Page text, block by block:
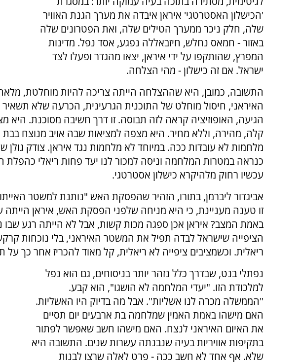
'הכישלון האסטרטגי' איראן איבדה את מערך הגנת האוויר
שלה, חלק ניכר ממערך הטילים שלה, ואת הפטרונים שלה
באזור - חמאס נחלש, חיזבאללה נפגע, אסד נפל. מדינות
המפרץ, שהותקפו על ידי איראן, יצאו מהגדר ופעלו לצד
ישראל. אם זה כישלון - מהי הצלחה.
התשובה, כמובן, היא שההצלחה הייתה צריכה להיות מוחלטת,
האיראני, חיסול מוחלט של התוכנית הגרעינית, הכרעה שלא
הגיעה, האופוזיציה קראה לזה תבוסה. זו דרך חשיבה מסוכנת.
קלה, מהירה, וללא מחיר. היא מצפה למציאות שבה אויב מנוצח בבת
מלחמות לא עובדות ככה. במיוחד לא מלחמות נגד איראן. צודק גולן
כנראה במטרות המלחמה וניסה למכור לנו יעד פחות ריאלי
עכשיו רחוק מלהיקרא כישלון אסטרטגי.
אביגדור ליברמן, בתורו, הזהיר שהפסקת האש "נותנת למשטר
זו טענה מעניינת, כי היא מניחה שלפני הפסקת האש, איראן
באמת המצב? איראן אכן ספגה מכות קשות, אבל לא הייתה רגע
הציפייה שישראל לבדה תפיל את המשטר האיראני, בלי נוכחות
ריאלית. וכשמציבים ציפייה לא ריאלית, קל מאוד להכריז אחר כך על
נפתלי בנט, שבדרך כלל נזהר יותר בניסוחים, גם הוא נפל
למלכודת הזו. "יעדי המלחמה לא הושגו", הוא קבע.
"הממשלה מכרה לנו אשליות". אבל מה בדיוק היו האשליות.
האם מישהו באמת האמין שמלחמה בת ארבעים יום תסיים
את האיום האיראני לנצח. האם מישהו חשב שאפשר לפתור
בתקיפות אוויריות בעיה שנבנתה עשרות שנים. התשובה היא
שלא. אף אחד לא חשב ככה - פרט לאלה שרצו לבנות